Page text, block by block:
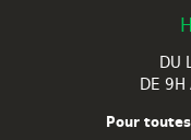
DU
DE
Pour